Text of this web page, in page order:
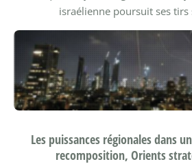
israélienne poursuit ses tirs
Les puissances régionales dans
recomposition, Orients